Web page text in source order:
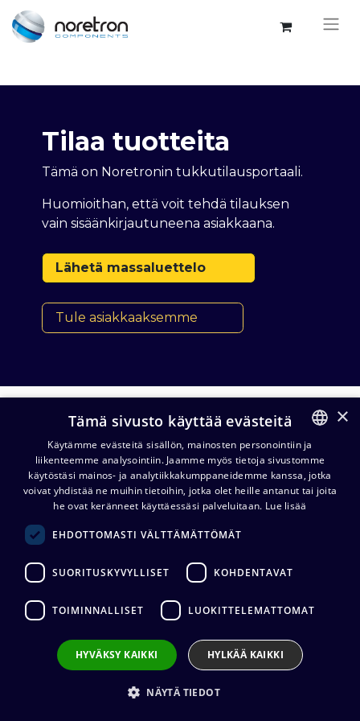
Tilaa tuotteita
Tämä on Noretronin tukkutilausportaali.
Huomioithan, että voit tehdä tilauksen
vain sisäänkirjautuneena asiakkaana.
Lähetä massaluettelo
Tule asiakkaaksemme
Hyllyt ja telineet
Hyllyt
ja
telineet
Kotelot Työkalut
Neutrik moduulikehys 19"/1U 2
moduulille vaakaan
€ (alv. 0 %)
Merkintäliuskan pidike 19"
FINNISH
ENGLISH
×
Tämä sivusto käyttää evästeitä
Käytämme evästeitä sisällön, mainosten personointiin ja
liikenteemme analysointiin. Jaamme myös tietoja sivustomme
käytöstäsi mainos- ja analytiikkakumppaneidemme kanssa, jotka
voivat yhdistää ne muihin tietoihin, jotka olet heille antanut tai joita
he ovat keränneet käyttäessäsi palveluitaan. Lue lisää
EHDOTTOMASTI VÄLTTÄMÄTTÖMÄT
SUORITUSKYVYLLISET KOHDENTAVAT
TOIMINNALLISET LUOKITTELEMATTOMAT
HYVÄKSY KAIKKI HYLKÄÄ KAIKKI
NÄYTÄ TIEDOT